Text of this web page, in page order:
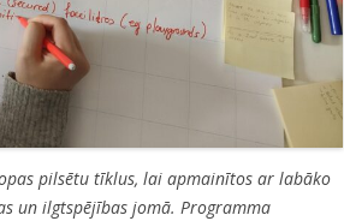
pilsētu tīklus, lai apmainītos ar labāko
un ilgtspējības jomā. Programma